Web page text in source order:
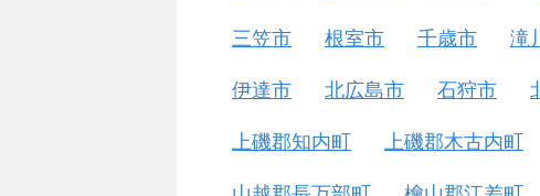
三笠市 根室市 千歳市 滝
伊達市 北広島市 石狩市
上磯郡知内町 上磯郡木古内町